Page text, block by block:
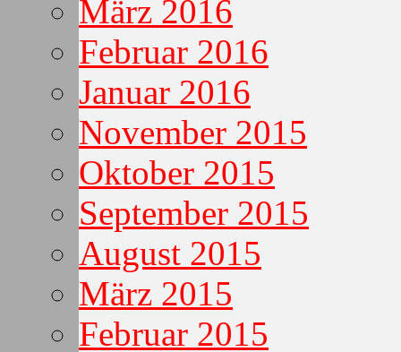
März 2016
Februar 2016
Januar 2016
November 2015
Oktober 2015
September 2015
August 2015
März 2015
Februar 2015